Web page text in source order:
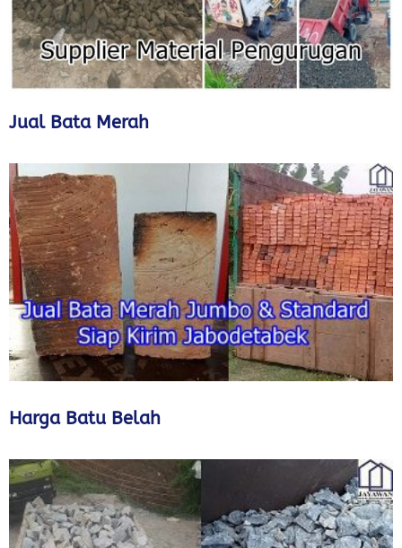
Jual Bata Merah
Harga Batu Belah